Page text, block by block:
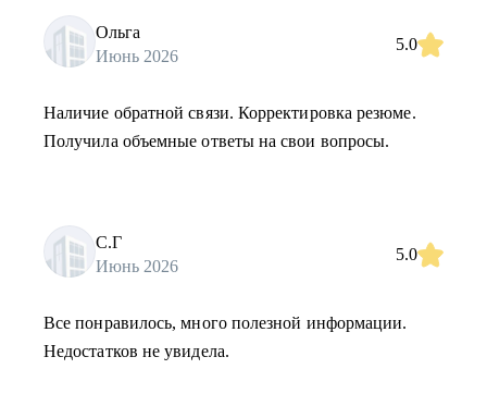
Ольга
Июнь 2026
5.0
Наличие обратной связи. Корректировка резюме.
Получила объемные ответы на свои вопросы.
С.Г
Июнь 2026
5.0
Все понравилось, много полезной информации.
Недостатков не увидела.